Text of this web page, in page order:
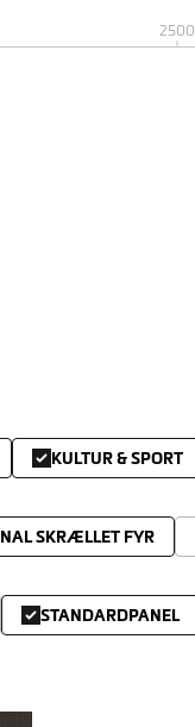
2500
KULTUR & SPORT
SKRÆLLET FYR
STANDARDPANEL